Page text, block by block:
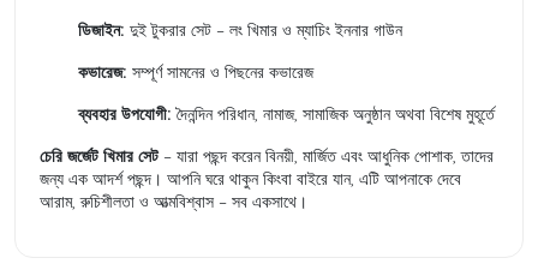
ডিজাইন: দুই টুকরার সেট – লং খিমার ও ম্যাচিং ইননার গাউন
কভারেজ: সম্পূর্ণ সামনের ও পিছনের কভারেজ
ব্যবহার উপযোগী: দৈনন্দিন পরিধান, নামাজ, সামাজিক অনুষ্ঠান অথবা বিশেষ মুহূর্তে
চেরি জর্জেট খিমার সেট– যারা পছন্দ করেন বিনয়ী, মার্জিত এবং আধুনিক পোশাক, তাদের
জন্য এক আদর্শ পছন্দ। আপনি ঘরে থাকুন কিংবা বাইরে যান, এটি আপনাকে দেবে
আরাম, রুচিশীলতা ও আত্মবিশ্বাস – সব একসাথে।